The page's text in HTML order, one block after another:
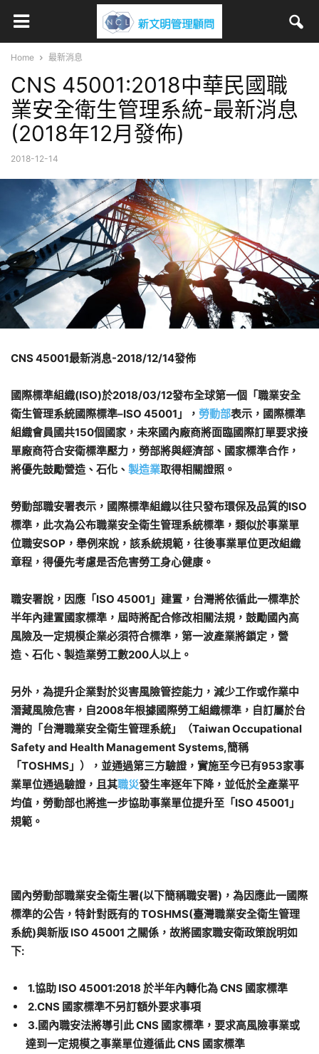
Home 最新消息
CNS 45001:2018中華民國職
業安全衛生管理系統-最新消息
(2018年12月發佈)
2018-12-14
CNS 45001最新消息-2018/12/14發佈
國際標準組織(ISO)於2018/03/12發布全球第一個「職業安全
衛生管理系統國際標準–ISO 45001 」， 勞動部表示，國際標準
組織會員國共150個國家，未來國內廠商將面臨國際訂單要求接
單廠商符合安衛標準壓力，勞部將與經濟部、國家標準合作，
將優先鼓勵營造、石化、 製造業取得相關證照。
勞動部職安署表示，國際標準組織以往只發布環保及品質的ISO
標準，此次為公布職業安全衛生管理系統標準，類似於事業單
位職安SOP ，舉例來說，該系統規範，往後事業單位更改組織
章程，得優先考慮是否危害勞工身心健康。
職安署說，因應「ISO 45001 」建置，台灣將依循此一標準於
半年內建置國家標準，屆時將配合修改相關法規，鼓勵國內高
風險及一定規模企業必須符合標準，第一波產業將鎖定，營
造、石化、製造業勞工數200人以上。
另外，為提升企業對於災害風險管控能力，減少工作或作業中
潛藏風險危害，自2008年根據國際勞工組織標準，自訂屬於台
灣的「台灣職業安全衛生管理系統」（Taiwan Occupational
Safety and Health Management Systems,簡稱
「TOSHMS 」），並通過第三方驗證，實施至今已有953家事
業單位通過驗證，且其職災發生率逐年下降，並低於全產業平
均值，勞動部也將進一步協助事業單位提升至「ISO 45001 」
規範。
國內勞動部職業安全衛生署(以下簡稱職安署)，為因應此一國際
標準的公告，特針對既有的 TOSHMS(臺灣職業安全衛生管理
系統)與新版 ISO 45001 之關係，故將國家職安衛政策說明如
下:
1.協助 ISO 45001:2018 於半年內轉化為 CNS 國家標準
2.CNS 國家標準不另訂額外要求事項
3.國內職安法將導引此 CNS 國家標準，要求高風險事業或
達到一定規模之事業單位遵循此 CNS 國家標準